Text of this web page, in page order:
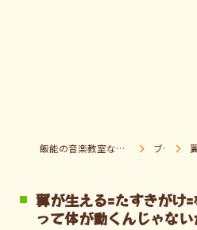
飯能の音楽教室なら音楽童クラブ Pパラダイス ブログ 翼
翼が生える🟰たすきがけ
って体が動くんじゃな